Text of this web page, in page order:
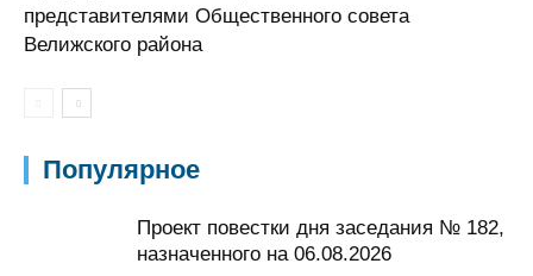
представителями Общественного совета
Велижского района
Популярное
Проект повестки дня заседания № 182,
назначенного на 06.08.2026